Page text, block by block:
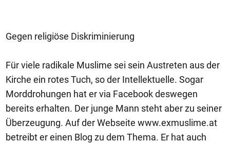
Gegen religiöse Diskriminierung
Für viele radikale Muslime sei sein Austreten aus der
Kirche ein rotes Tuch, so der Intellektuelle. Sogar
Morddrohungen hat er via Facebook deswegen
bereits erhalten. Der junge Mann steht aber zu seiner
Überzeugung. Auf der Webseite www.exmuslime.at
betreibt er einen Blog zu dem Thema. Er hat auch